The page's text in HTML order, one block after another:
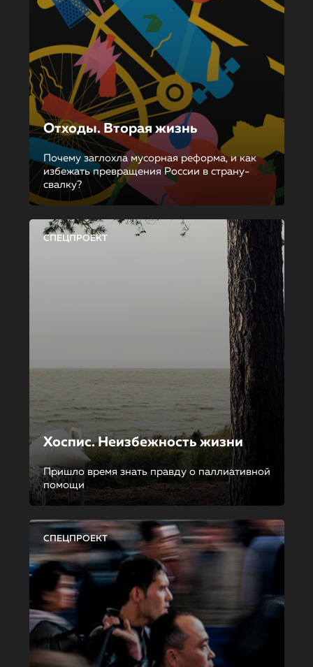
Отходы. Вторая жизнь
Почему заглохла мусорная реформа, и как
избежать превращения России в страну-
свалку?
СПЕЦПРОЕКТ
Хоспис. Неизбежность жизни
Пришло время знать правду о паллиативной
помощи
СПЕЦПРОЕКТ